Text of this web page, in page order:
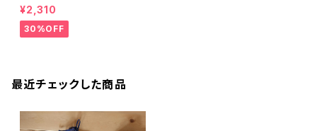
ット ソフトブラ（ラベンダー）22
463 SALE 送料無料
¥2,310
30%OFF
最近チェックした商品